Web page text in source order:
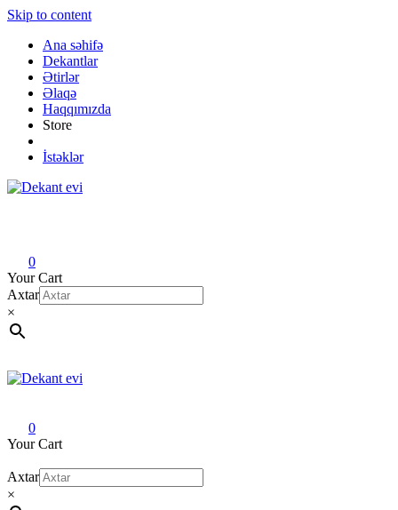
Skip to content
Ana səhifə
Dekantlar
Ətirlər
Əlaqə
Haqqımızda
Store
İstəklər
0
Your Cart
Axtar
×
0
Your Cart
Axtar
×